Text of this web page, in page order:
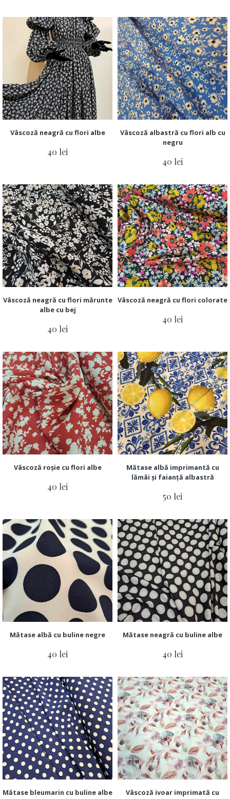
Vâscoză neagră cu flori albe
40 lei
Vâscoză albastră cu flori alb cu
negru
40 lei
Vâscoză neagră cu flori mărunte
albe cu bej
40 lei
Vâscoză neagră cu flori colorate
40 lei
Vâscoză roșie cu flori albe
40 lei
Mătase albă imprimantă cu
lămâi și faianță albastră
50 lei
Mătase albă cu buline negre
40 lei
Mătase neagră cu buline albe
40 lei
Mătase bleumarin cu buline albe
Vâscoză ivoar imprimată cu